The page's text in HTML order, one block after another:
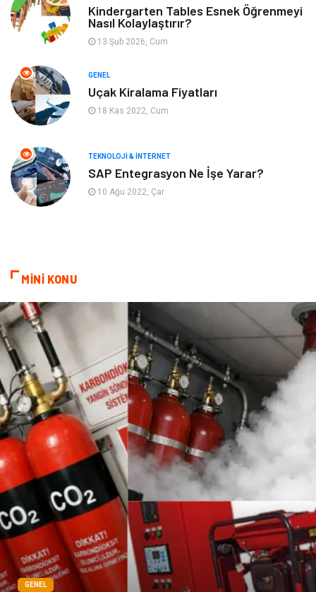
Yeme & İçme Anne & Çocuk
Ev İşleri Gayrimenkul
Organizasyon
Astroloji Aksesuar
Mobilya diş sağlığı
Bebek Giyim
Mermer
Kindergarten Tables Esnek Öğrenmeyi
Nasıl Kolaylaştırır?
13 Şub 2026, Cum
GENEL
Uçak Kiralama Fiyatları
18 Kas 2022, Cum
TEKNOLOJI & İNTERNET
SAP Entegrasyon Ne İşe Yarar?
10 Ağu 2022, Çar
MİNİ KONU
GENEL